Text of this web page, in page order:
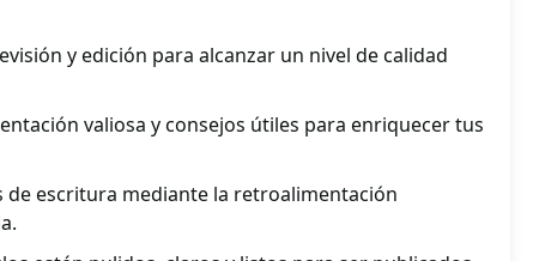
y edición para alcanzar un nivel de calidad
valiosa y consejos útiles para enriquecer tus
de escritura mediante la retroalimentación